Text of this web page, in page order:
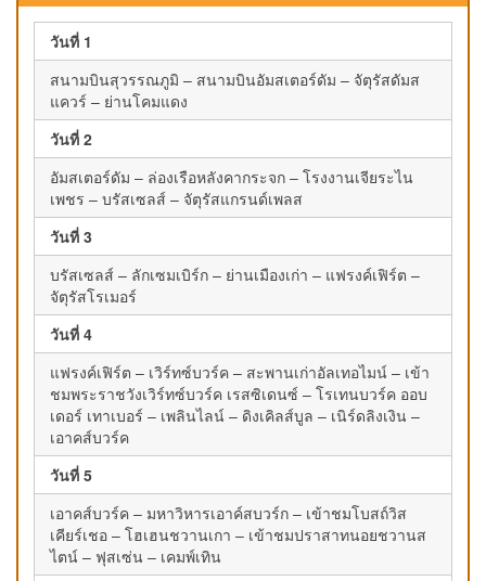
วันที่ 1
สนามบินสุวรรณภูมิ – สนามบินอัมสเตอร์ดัม – จัตุรัสดัมส
แควร์ – ย่านโคมแดง
วันที่ 2
อัมสเตอร์ดัม – ล่องเรือหลังคากระจก – โรงงานเจียระไน
เพชร – บรัสเซลส์ – จัตุรัสแกรนด์เพลส
วันที่ 3
บรัสเซลส์ – ลักเซมเบิร์ก – ย่านเมืองเก่า – แฟรงค์เฟิร์ต –
จัตุรัสโรเมอร์
วันที่ 4
แฟรงค์เฟิร์ต – เวิร์ทซ์บวร์ค – สะพานเก่าอัลเทอไมน์ – เข้า
ชมพระราชวังเวิร์ทซ์บวร์ค เรสซิเดนซ์ – โรเทนบวร์ค ออบ
เดอร์ เทาเบอร์ – เพลินไลน์ – ดิงเคิลส์บูล – เนิร์ดลิงเงิน –
เอาคส์บวร์ค
วันที่ 5
เอาคส์บวร์ค – มหาวิหารเอาค์สบวร์ก – เข้าชมโบสถ์วิส
เคียร์เชอ – โฮเฮนชวานเกา – เข้าชมปราสาทนอยชวานส
ไตน์ – ฟุสเซ่น – เคมพ์เทิน